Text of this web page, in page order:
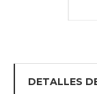
DETALLES